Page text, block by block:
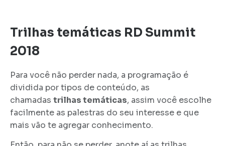
Trilhas temáticas RD Summit
2018
Para você não perder nada, a programação é
dividida por tipos de conteúdo, as
chamadas trilhas temáticas, assim você escolhe
facilmente as palestras do seu interesse e que
mais vão te agregar conhecimento.